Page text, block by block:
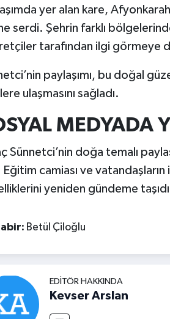
yer alan kare,
serdi. Şehrin farklı
tarafından ilgi görmeye
paylaşımı, bu doğal
ulaşmasını sağladı.
MEDYADA
Sünnetci’nin doğa temalı
Eğitim camiası ve
yeniden gündeme
Betül Çiloğlu
EDITÖR HAKKINDA
Kevser Arslan